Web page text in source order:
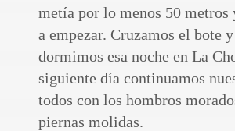
metía por lo menos 50
a empezar. Cruzamos el bote
dormimos esa noche en La
siguiente día continuamos
todos con los hombros
piernas molidas.